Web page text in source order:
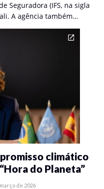
Seguradora (IFS, na sigla
A agência também…
climático
do Planeta”
de 2026